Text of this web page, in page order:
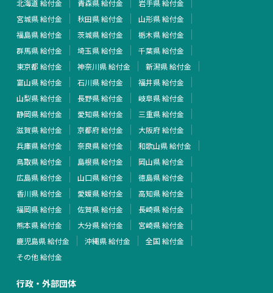
北海道 給付金 青森県 給付金
岩手県 給付金
宮城県 給付金
秋田県 給付金
山形県 給付金
福島県 給付金
茨城県 給付金
栃木県 給付金
群馬県 給付金
埼玉県 給付金
千葉県 給付金
東京都 給付金
神奈川県 給付金
新潟県 給付金
富山県 給付金
石川県 給付金
福井県 給付金
山梨県 給付金
長野県 給付金
岐阜県 給付金
静岡県 給付金
愛知県 給付金
三重県 給付金
滋賀県 給付金
京都府 給付金
大阪府 給付金
兵庫県 給付金
奈良県 給付金
和歌山県 給付金
鳥取県 給付金
島根県 給付金
岡山県 給付金
広島県 給付金
山口県 給付金
徳島県 給付金
香川県 給付金
愛媛県 給付金
高知県 給付金
福岡県 給付金
佐賀県 給付金
長崎県 給付金
熊本県 給付金
大分県 給付金
宮崎県 給付金
鹿児島県 給付金
沖縄県 給付金
全国 給付金
その他 給付金
行政・外部団体